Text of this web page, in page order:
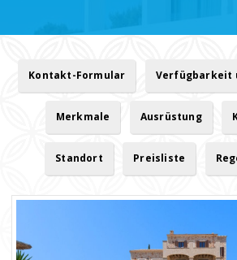
Kontakt-Formular Verfügbarkeit
Merkmale Ausrüstung
Standort Preisliste